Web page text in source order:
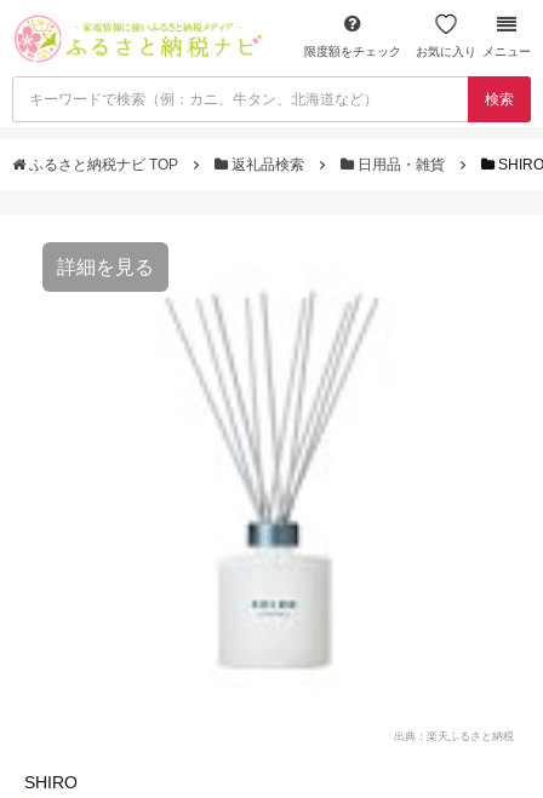
限度額をチェック お気に入り メニュー
検索
ふるさと納税ナビ TOP 返礼品検索 日用品・雑貨
詳細を見る
出典：楽天ふるさと納税
SHIRO